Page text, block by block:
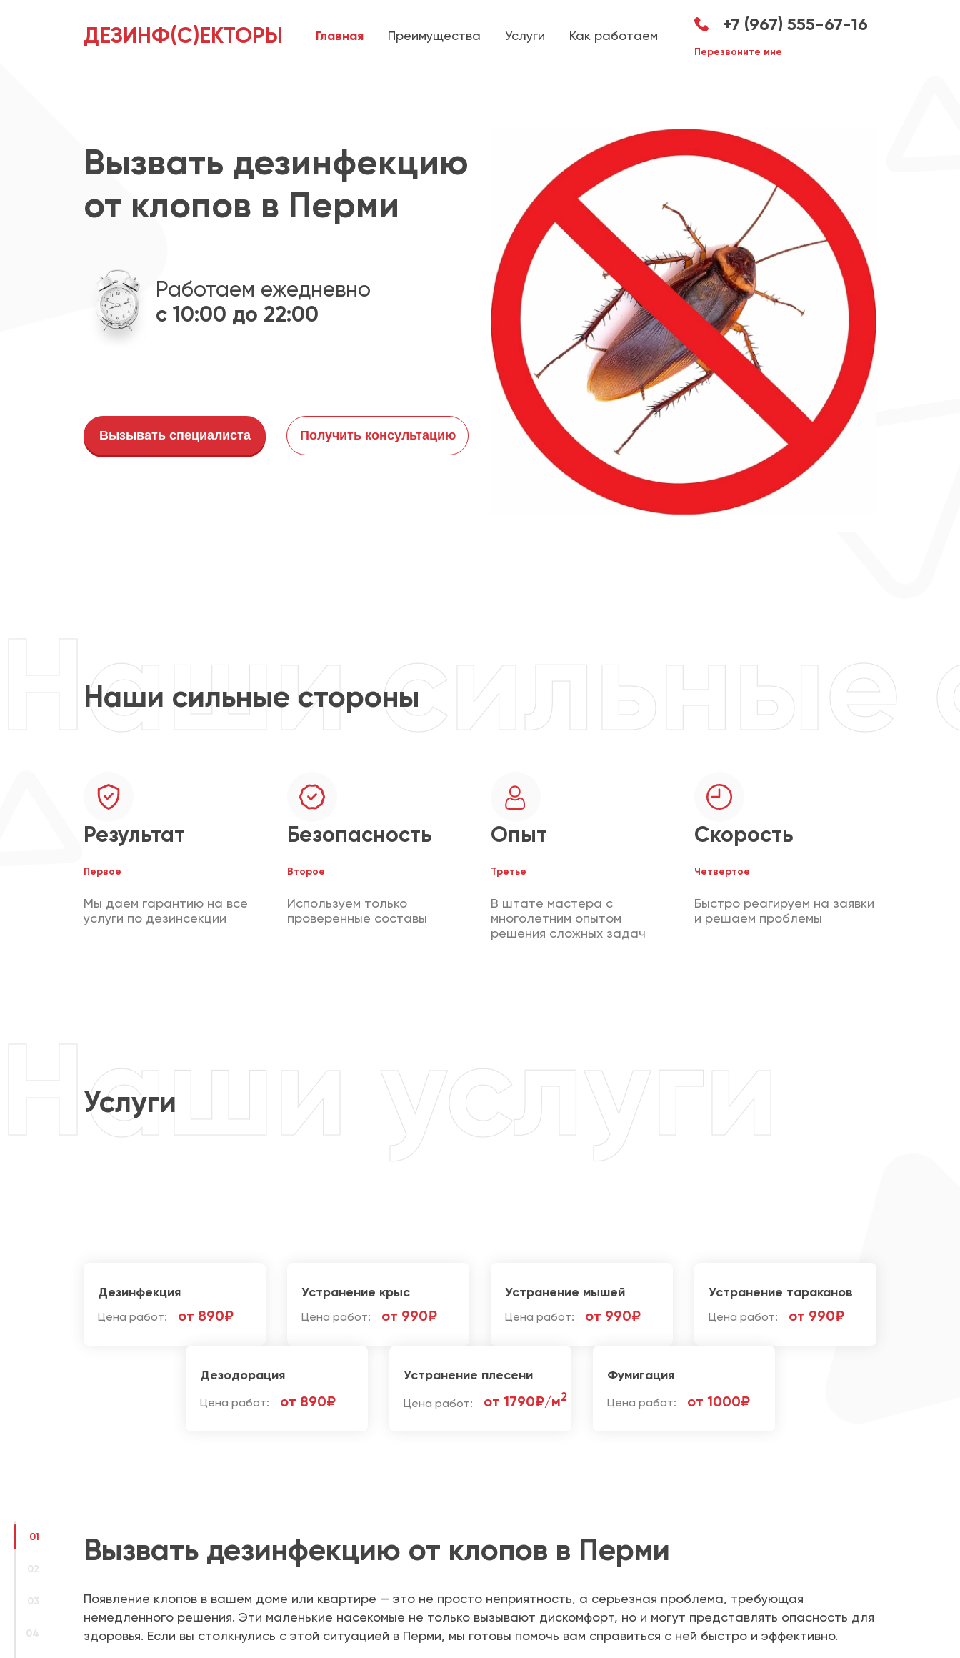
01
02
03
04
ДЕЗИНФ(С)ЕКТОРЫ Главная Преимущества Услуги Как работаем
+7 (967) 555-67-16
Перезвоните мне
Вызвать дезинфекцию
от клопов в Перми
Работаем ежедневно
с 10:00 до 22:00
Вызывать специалиста Получить консультацию
Наши сильные стороны
Результат
Первое
Мы даем гарантию на все
услуги по дезинсекции
Безопасность
Второе
Используем только
проверенные составы
Опыт
Третье
В штате мастера с
многолетним опытом
решения сложных задач
Скорость
Четвертое
Быстро реагируем на заявки
и решаем проблемы
Услуги
Дезинфекция
Цена работ: от 890₽
Устранение крыс
Цена работ: от 990₽
Устранение мышей
Цена работ: от 990₽
Устранение тараканов
Цена работ: от 990₽
Дезодорация
Цена работ: от 890₽
Устранение плесени
Цена работ: от 1790₽/м2
Фумигация
Цена работ: от 1000₽
Вызвать дезинфекцию от клопов в Перми
Появление клопов в вашем доме или квартире — это не просто неприятность, а серьезная проблема, требующая
немедленного решения. Эти маленькие насекомые не только вызывают дискомфорт, но и могут представлять опасность для
здоровья. Если вы столкнулись с этой ситуацией в Перми, мы готовы помочь вам справиться с ней быстро и эффективно.